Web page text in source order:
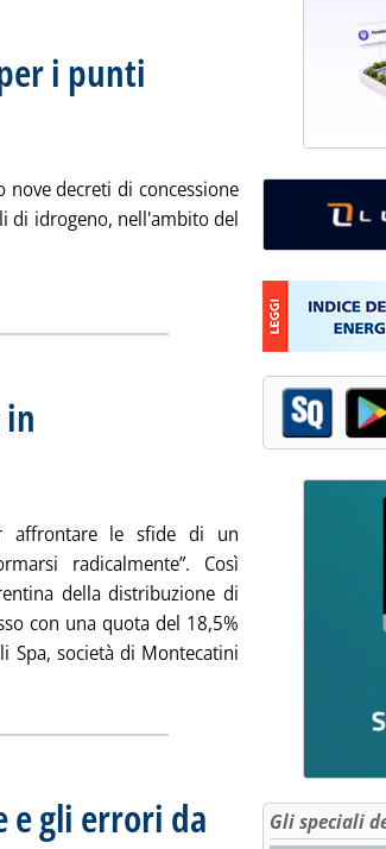
i punti
nel secondo bando Pnrr
decreti di concessione
di idrogeno, nell'ambito del
'Idrogeno, assegnati i contributi per i
affrontare le sfide di un
radicalmente”. Così
della distribuzione di
con una quota del 18,5%
Spa, società di Montecatini
la notizia: 'Carburanti, Aquila Energie
e gli errori da
Gli speciali